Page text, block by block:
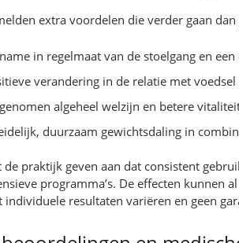
extra voordelen die verder gaan
in regelmaat van de stoelgang en
verandering in de relatie met
algeheel welzijn en betere
duurzaam gewichtsdaling in
de praktijk geven aan dat consistent
programma’s. De effecten kunnen
individuele resultaten variëren en geen